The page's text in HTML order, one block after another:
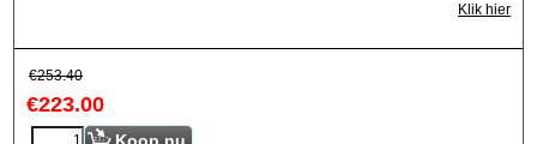
Klik hier
€253.40
€223.00